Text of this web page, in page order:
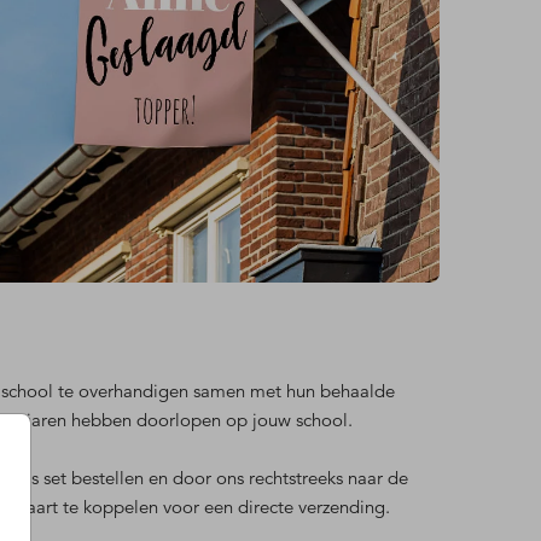
te overhandigen samen met hun behaalde
jaren hebben doorlopen op jouw school.
als set bestellen en door ons rechtstreeks naar de
kaart te koppelen voor een directe verzending.